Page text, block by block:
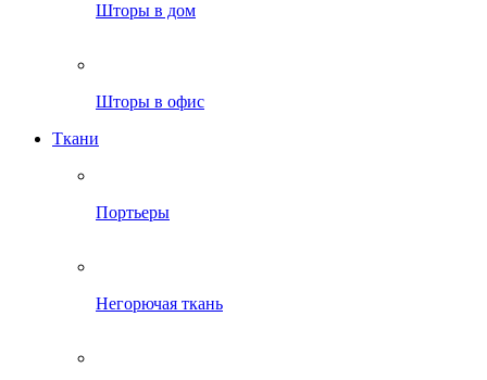
Шторы в дом
Шторы в офис
Ткани
Портьеры
Негорючая ткань